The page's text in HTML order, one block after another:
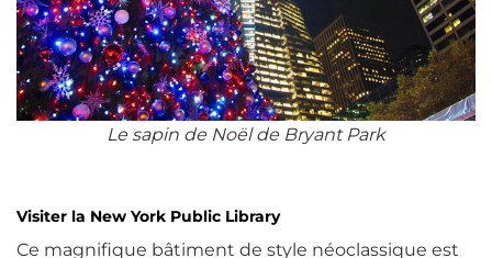
Le sapin de Noël de Bryant Park
Visiter la New York Public Library
Ce magnifique bâtiment de style néoclassique est